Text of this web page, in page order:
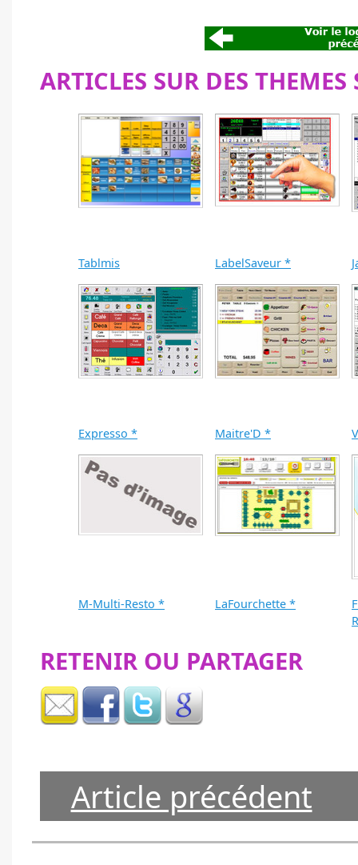
ARTICLES SUR DES
Tablmis LabelSaveur *
Expresso * Maitre'D *
M-Multi-Resto * LaFourchette *
RETENIR OU PARTAGER
Article précédent